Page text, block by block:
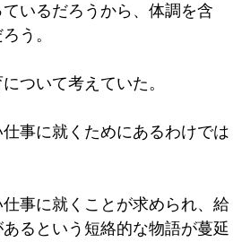
いるだろうから、体調を含
う。
ついて考えていた。
事に就くためにあるわけでは
事に就くことが求められ、給
るという短絡的な物語が蔓延